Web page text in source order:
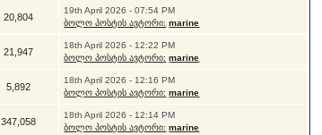
20,804
19th April 2026 - 07:54 PM
ბოლო პოსტის ავტორი: marine
21,947
18th April 2026 - 12:22 PM
ბოლო პოსტის ავტორი: marine
5,892
18th April 2026 - 12:16 PM
ბოლო პოსტის ავტორი: marine
347,058
18th April 2026 - 12:14 PM
ბოლო პოსტის ავტორი: marine